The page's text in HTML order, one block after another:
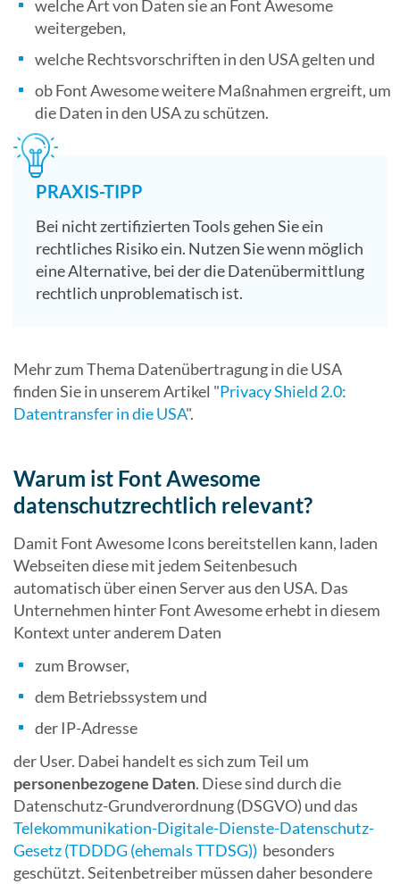
welche Art von Daten sie an Font Awesome
weitergeben,
welche Rechtsvorschriften in den USA gelten und
ob Font Awesome weitere Maßnahmen ergreift, um
die Daten in den USA zu schützen.
PRAXIS-TIPP
Bei nicht zertifizierten Tools gehen Sie ein
rechtliches Risiko ein. Nutzen Sie wenn möglich
eine Alternative, bei der die Datenübermittlung
rechtlich unproblematisch ist.
Mehr zum Thema Datenübertragung in die USA
finden Sie in unserem Artikel "Privacy Shield 2.0:
Datentransfer in die USA".
Warum ist Font Awesome
datenschutzrechtlich relevant?
Damit Font Awesome Icons bereitstellen kann, laden
Webseiten diese mit jedem Seitenbesuch
automatisch über einen Server aus den USA. Das
Unternehmen hinter Font Awesome erhebt in diesem
Kontext unter anderem Daten
zum Browser,
dem Betriebssystem und
der IP-Adresse
der User. Dabei handelt es sich zum Teil um
personenbezogene Daten. Diese sind durch die
Datenschutz-Grundverordnung (DSGVO) und das
Telekommunikation-Digitale-Dienste-Datenschutz-
Gesetz (TDDDG (ehemals TTDSG)) besonders
geschützt. Seitenbetreiber müssen daher besondere